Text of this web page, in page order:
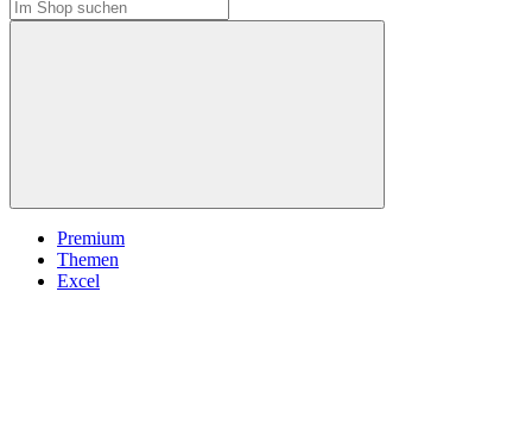
Premium
Themen
Excel